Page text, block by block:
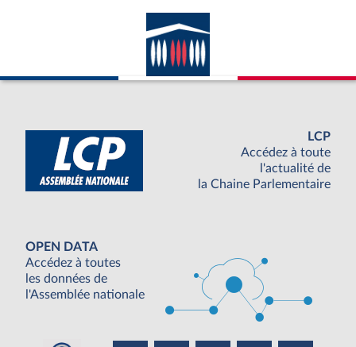
LCP
Accédez à toute
l'actualité de
la Chaine Parlementaire
OPEN DATA
Accédez à toutes
les données de
l'Assemblée nationale